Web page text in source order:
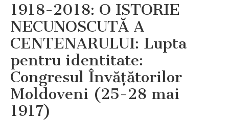
1918-2018: O ISTORIE
NECUNOSCUTĂ A
CENTENARULUI: Lupta
pentru identitate:
Congresul Învăţătorilor
Moldoveni (25-28 mai
1917)